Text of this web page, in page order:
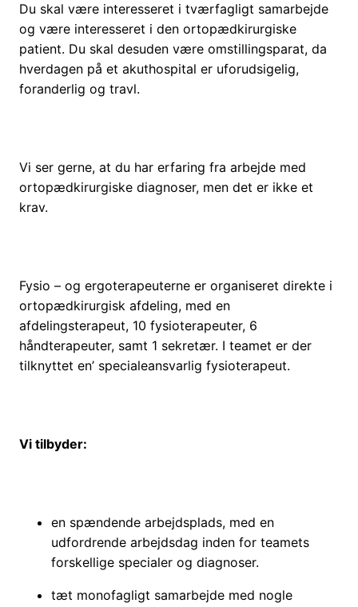
Du skal være interesseret i tværfagligt samarbejde
og være interesseret i den ortopædkirurgiske
patient. Du skal desuden være omstillingsparat, da
hverdagen på et akuthospital er uforudsigelig,
foranderlig og travl.
Vi ser gerne, at du har erfaring fra arbejde med
ortopædkirurgiske diagnoser, men det er ikke et
krav.
Fysio – og ergoterapeuterne er organiseret direkte i
ortopædkirurgisk afdeling, med en
afdelingsterapeut, 10 fysioterapeuter, 6
håndterapeuter, samt 1 sekretær. I teamet er der
tilknyttet en’ specialeansvarlig fysioterapeut.
Vi tilbyder:
en spændende arbejdsplads, med en
udfordrende arbejdsdag inden for teamets
forskellige specialer og diagnoser.
tæt monofagligt samarbejde med nogle